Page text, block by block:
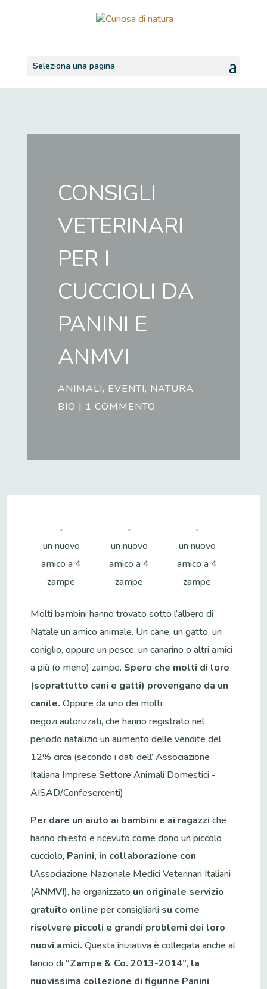
Seleziona una pagina
CONSIGLI
VETERINARI
PER I
CUCCIOLI DA
PANINI E
ANMVI
ANIMALI, EVENTI, NATURA
BIO | 1 COMMENTO
un nuovo
amico a 4
zampe
un nuovo
amico a 4
zampe
un nuovo
amico a 4
zampe
Molti bambini hanno trovato sotto l’albero di
Natale un amico animale. Un cane, un gatto, un
coniglio, oppure un pesce, un canarino o altri amici
a più (o meno) zampe. Spero che molti di loro
(soprattutto cani e gatti) provengano da un
canile.Oppure da uno dei molti
negozi autorizzati, che hanno registrato nel
periodo natalizio un aumento delle vendite del
12% circa (secondo i dati dell’ Associazione
Italiana Imprese Settore Animali Domestici -
AISAD/Confesercenti)
Per dare un aiuto ai bambini e ai ragazziche
hanno chiesto e ricevuto come dono un piccolo
cucciolo, Panini, in collaborazione con
l’Associazione Nazionale Medici Veterinari Italiani
(ANMVI), ha organizzato un originale servizio
gratuito onlineper consigliarli su come
risolvere piccoli e grandi problemi dei loro
nuovi amici.Questa iniziativa è collegata anche al
lancio di “Zampe & Co. 2013-2014”, la
nuovissima collezione di figurine Panini